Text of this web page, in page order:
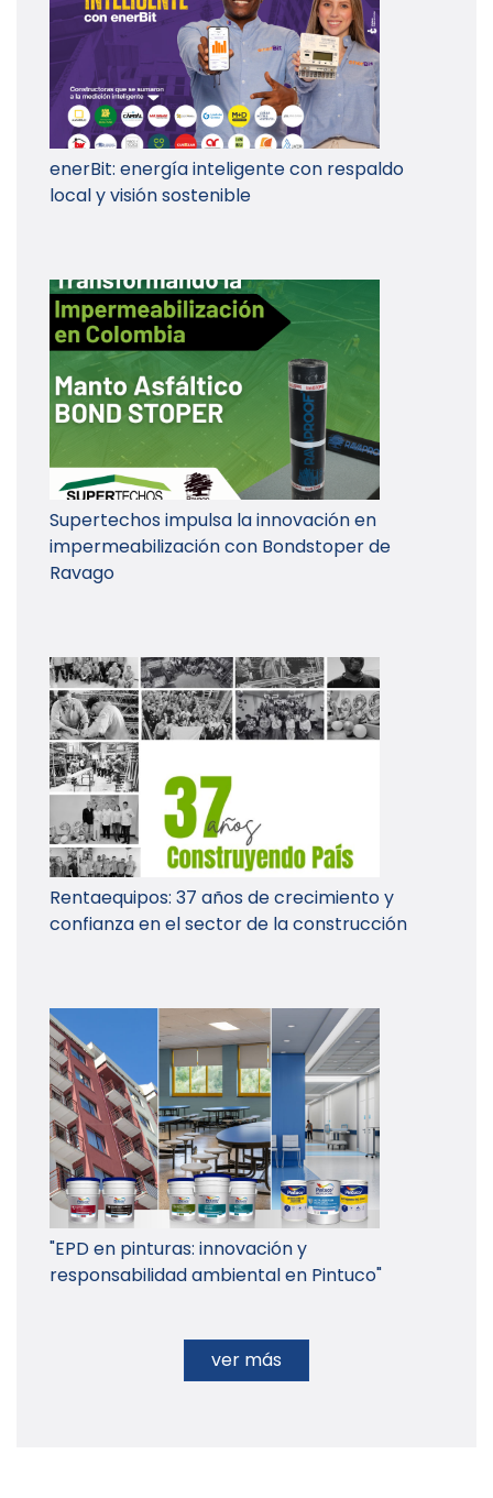
enerBit: energía inteligente con respaldo
local y visión sostenible
Supertechos impulsa la innovación en
impermeabilización con Bondstoper de
Ravago
Rentaequipos: 37 años de crecimiento y
confianza en el sector de la construcción
"EPD en pinturas: innovación y
responsabilidad ambiental en Pintuco"
ver más